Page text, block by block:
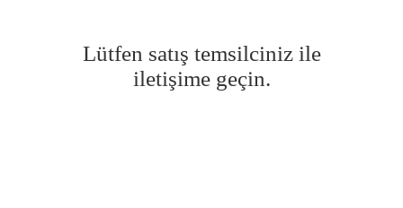
Lütfen satış temsilciniz ile
iletişime geçin.